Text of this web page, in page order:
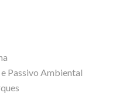
Passivo Ambiental